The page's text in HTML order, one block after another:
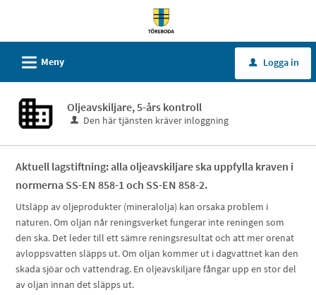
Töreboda
kommun
L Meny u Logga in
Oljeavskiljare, 5-års kontroll
Den här tjänsten kräver inloggning
Aktuell lagstiftning: alla oljeavskiljare ska uppfylla kraven i
normerna SS-EN 858-1 och SS-EN 858-2.
Utsläpp av oljeprodukter (mineralolja) kan orsaka problem i
naturen. Om oljan når reningsverket fungerar inte reningen som
den ska. Det leder till ett sämre reningsresultat och att mer orenat
avloppsvatten släpps ut. Om oljan kommer ut i dagvattnet kan den
skada sjöar och vattendrag. En oljeavskiljare fångar upp en stor del
av oljan innan det släpps ut.